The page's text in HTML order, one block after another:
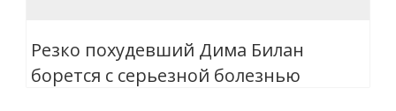
Резко похудевший Дима Билан
борется с серьезной болезнью